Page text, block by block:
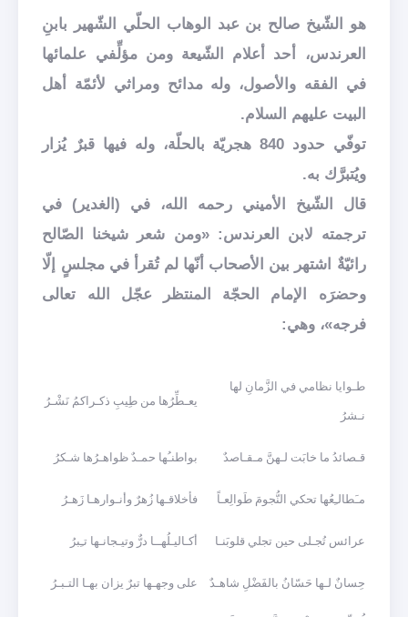
هو الشّيخ صالح بن عبد الوهاب الحلّي الشّهير بابنِ
العرندس، أحد أعلام الشّيعة ومن مؤلِّفي علمائها
في الفقه والأصول، وله مدائح ومراثي لأئمّة أهل
البيت عليهم السلام.
توفّي حدود 840 هجريّة بالحلّة، وله فيها قبرٌ يُزار
ويُتبرَّك به.
قال الشّيخ الأميني رحمه الله، في (الغدير) في
ترجمته لابن العرندس: «ومن شعر شيخنا الصّالح
رائيّةٌ اشتهر بين الأصحاب أنّها لم تُقرأ في مجلسٍ إلّا
وحضرَه الإمام الحجّة المنتظر عجّل الله تعالى
فرجه»، وهي:
يعـطِّرُها من طِيبِ ذكـراكمُ نَشْـرُ
طـوايا نظامي في الزَّمانِ لها
نـشرُ
بواطنـُها حمـدٌ ظواهـرُها شـكرُ قـصائدُ ما خابَت لـهنَّ مـقـاصدٌ
فأخلاقـها زُهرٌ وأنـوارهـا زَهـرُ مـَطالـِعُها تحكي النُّجومَ طَوالِعـاً
أكـاليـلُهــا درٌّ وتيـجانـها تـِبرُ عرائس تُجـلى حين تجلي قلوبَنـا
على وجهـها تبرٌ يزان بهـا التـبـرُ حِسانٌ لـها حَسّانُ بالفَضْلِ شاهـدٌ